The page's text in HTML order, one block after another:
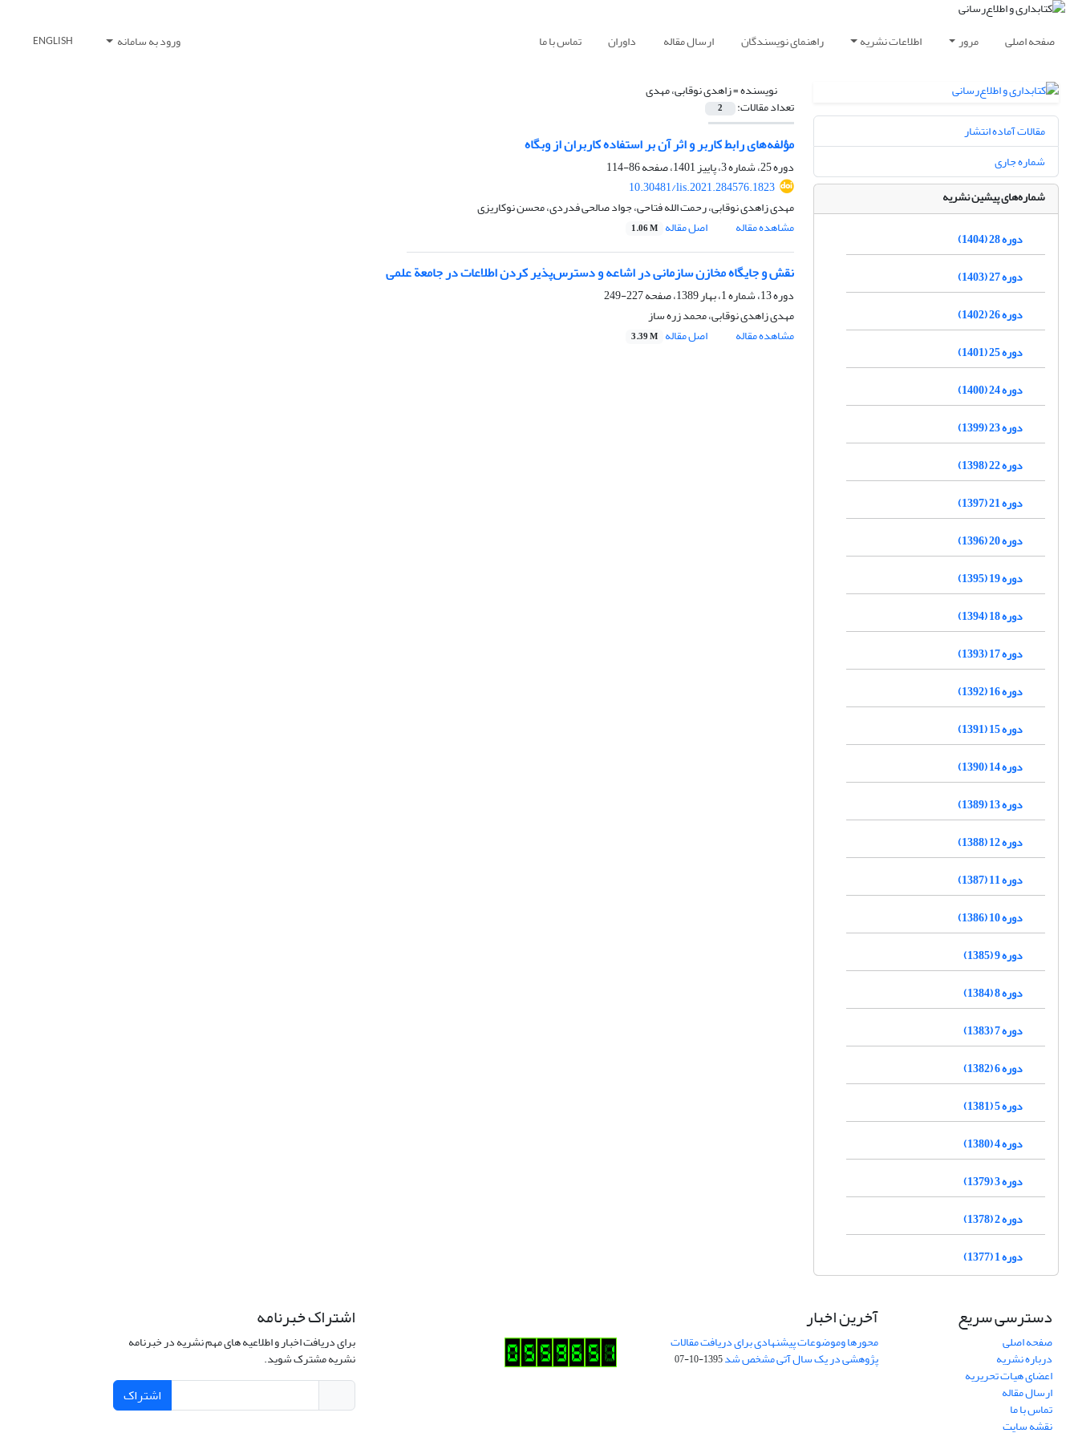
صفحه اصلی مرور اطلاعات نشریه راهنمای نویسندگان ارسال مقاله داوران تماس با ما ورود به سامانه ENGLISH
نویسنده =زاهدی نوقابی، مهدی
تعداد مقالات: 2
مؤلفه‌های رابط کاربر و اثر آن بر استفاده کاربران از وبگاه
دوره 25، شماره 3، پاییز 1401، صفحه
86-114
10.30481/lis.2021.284576.1823
مهدی زاهدی نوقابی، رحمت الله فتاحی، جواد صالحی فدردی، محسن نوکاریزی
مشاهده مقاله
اصل مقاله 1.06 M
نقش و جایگاه مخازن سازمانی در اشاعه و دسترس‌پذیر کردن اطلاعات در جامعة علمی
دوره 13، شماره 1، بهار 1389، صفحه
227-249
مهدی زاهدی نوقابی، محمد زره ساز
مشاهده مقاله
اصل مقاله 3.39 M
مقالات آماده انتشار
شماره جاری
شماره‌های پیشین نشریه
دوره 28 (1404)
دوره 27 (1403)
دوره 26 (1402)
دوره 25 (1401)
دوره 24 (1400)
دوره 23 (1399)
دوره 22 (1398)
دوره 21 (1397)
دوره 20 (1396)
دوره 19 (1395)
دوره 18 (1394)
دوره 17 (1393)
دوره 16 (1392)
دوره 15 (1391)
دوره 14 (1390)
دوره 13 (1389)
دوره 12 (1388)
دوره 11 (1387)
دوره 10 (1386)
دوره 9 (1385)
دوره 8 (1384)
دوره 7 (1383)
دوره 6 (1382)
دوره 5 (1381)
دوره 4 (1380)
دوره 3 (1379)
دوره 2 (1378)
دوره 1 (1377)
دسترسی سریع
صفحه اصلی
درباره نشریه
اعضای هیات تحریریه
ارسال مقاله
تماس با ما
نقشه سایت
آخرین اخبار
محورها وموضوعات پیشنهادی برای دریافت مقالات
پژوهشی در یک سال آتی مشخص شد1395-10-07
اشتراک خبرنامه
برای دریافت اخبار و اطلاعیه های مهم نشریه در خبرنامه
نشریه مشترک شوید.
اشتراک